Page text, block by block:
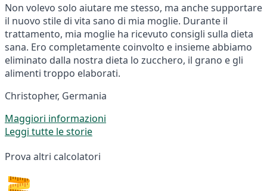
Non volevo solo aiutare me stesso, ma anche supportare
il nuovo stile di vita sano di mia moglie. Durante il
trattamento, mia moglie ha ricevuto consigli sulla dieta
sana. Ero completamente coinvolto e insieme abbiamo
eliminato dalla nostra dieta lo zucchero, il grano e gli
alimenti troppo elaborati.
Christopher, Germania
Maggiori informazioni
Leggi tutte le storie
Prova altri calcolatori